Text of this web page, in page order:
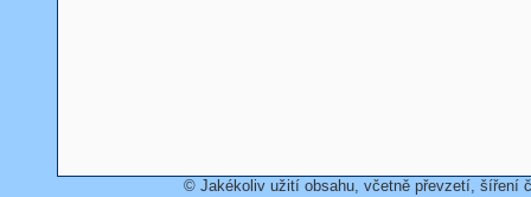
© Jakékoliv užití obsahu, včetně převzetí, šíření